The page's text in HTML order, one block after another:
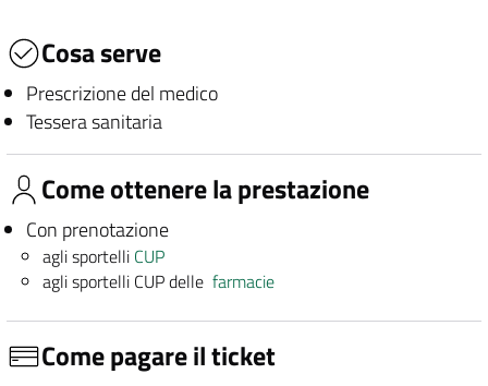
Cosa serve
Prescrizione del medico
Tessera sanitaria
Come ottenere la prestazione
Con prenotazione
agli sportelli CUP
agli sportelli CUP dellefarmacie
Come pagare il ticket